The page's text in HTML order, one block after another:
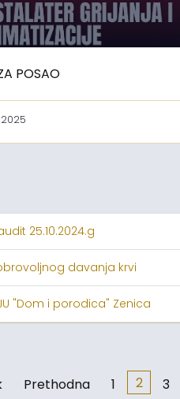
POSAO
2025
25.10.2024.g
davanja krvi
"Dom i porodica" Zenica
Prethodna 1 2 3